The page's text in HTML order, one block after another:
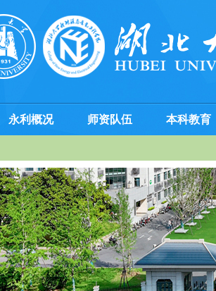
永利概况 师资队伍 本科教育